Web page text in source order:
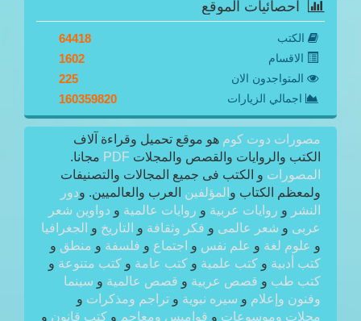
احصائيات الموقع
الكتب 64418
الاقسام 1602
المتواجدون الان 225
اجمالي الزيارات 160359820
مصورات دوت كوم هو موقع تحميل وقراءة آلاف
الكتب والروايات والقصص والمجلات PDF مجانا.
المصورات و الكتب فى جميع المجالات والتصنيفات
ولمعظم الكتاب و المؤلفين العرب والعالميين. ودور
النشر و روايات عربية و روايات عالمية و دواوين شعر
عربى و شعر عالمى و فكر وثقافة و التاريخ و الجغرافيا
و علوم لغة و علم نفس و اجتماع و فلسفة و منطق و
كتب أدبية و كتب علمية و كتب عامة و كتب متنوعة و
كتب طب و قصص عربية و قصص عالمية و سينما
وفنون وإعلام و سيره نبوية و تراجم ومذكرات و
مجلات وموسوعات و قواميس ومعاجم و كتب قانون و